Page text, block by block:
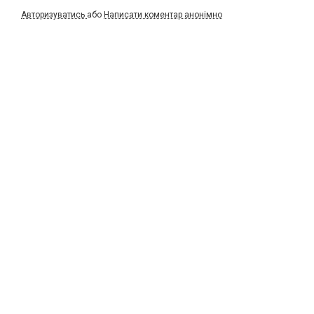
Авторизуватись або Написати коментар анонімно